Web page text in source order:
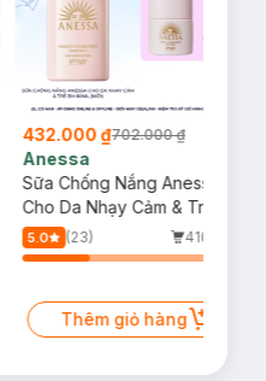
432.000 ₫702.000 ₫
Anessa
Sữa Chống Nắng Anessa
Cho Da Nhạy Cảm & Trẻ Em
60ml (Mới)
5.0 (23)
410/tháng
Thêm giỏ hàng